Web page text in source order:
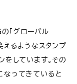
「グローバル
えるようなスタンプ
をしています。その
なってきていると